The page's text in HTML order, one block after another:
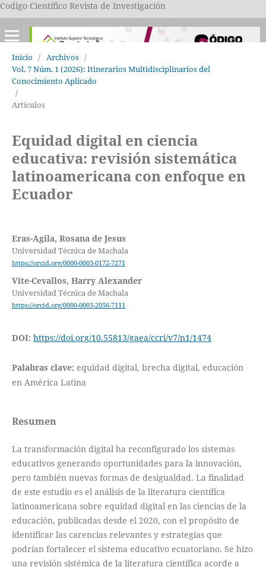
Codigo Científico Revista de Investigación
Inicio / Archivos /
Vol. 7 Núm. 1 (2026): Itinerarios Multidisciplinarios del
Conocimiento Aplicado
/
Artículos
Equidad digital en ciencia
educativa: revisión sistemática
latinoamericana con enfoque en
Ecuador
Eras-Agila, Rosana de Jesus
Universidad Técnica de Machala
https://orcid.org/0000-0003-0172-7271
Vite-Cevallos, Harry Alexander
Universidad Técnica de Machala
https://orcid.org/0000-0003-2056-7111
DOI: https://doi.org/10.55813/gaea/ccri/v7/n1/1474
Palabras clave: equidad digital, brecha digital, educación
en América Latina
Resumen
La transformación digital ha reconfigurado los sistemas
educativos generando oportunidades para la innovación,
pero también nuevas formas de desigualdad. La finalidad
de este estudio es el análisis de la literatura científica
latinoamericana sobre equidad digital en las ciencias de la
educación, publicadas desde el 2020, con el propósito de
identificar las carencias relevantes y estrategias que
podrían fortalecer el sistema educativo ecuatoriano. Se hizo
una revisión sistémica de la literatura científica acorde a